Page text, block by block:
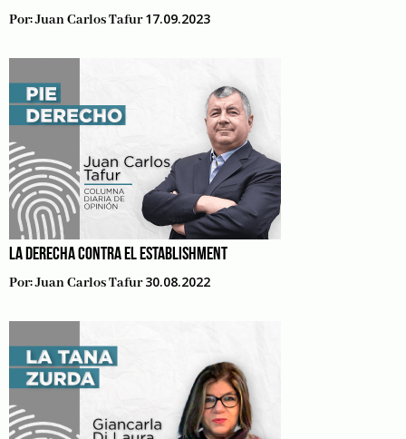
Por:Juan Carlos Tafur 17.09.2023
LA DERECHA CONTRA EL ESTABLISHMENT
Por:Juan Carlos Tafur 30.08.2022